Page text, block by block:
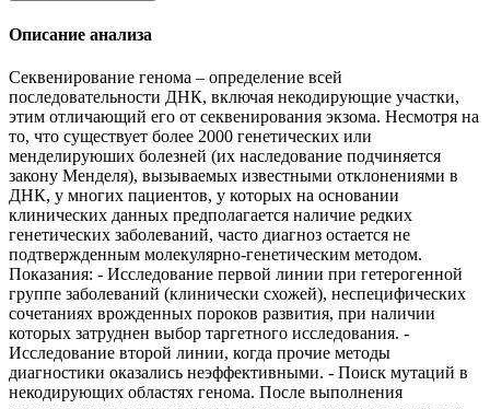
Описание анализа
Секвенирование генома – определение всей
последовательности ДНК, включая некодирующие участки,
этим отличающий его от секвенирования экзома. Несмотря на
то, что существует более 2000 генетических или
менделируюших болезней (их наследование подчиняется
закону Менделя), вызываемых известными отклонениями в
ДНК, у многих пациентов, у которых на основании
клинических данных предполагается наличие редких
генетических заболеваний, часто диагноз остается не
подтвержденным молекулярно-генетическим методом.
Показания: - Исследование первой линии при гетерогенной
группе заболеваний (клинически схожей), неспецифических
сочетаниях врожденных пороков развития, при наличии
которых затруднен выбор таргетного исследования. -
Исследование второй линии, когда прочие методы
диагностики оказались неэффективными. - Поиск мутаций в
некодирующих областях генома. После выполнения